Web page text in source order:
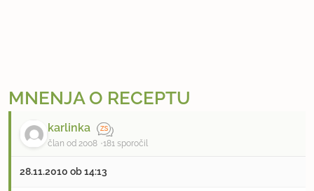
MNENJA O RECEPTU
karlinka
član od 2008 181 sporočil
28.11.2010 ob 14:13